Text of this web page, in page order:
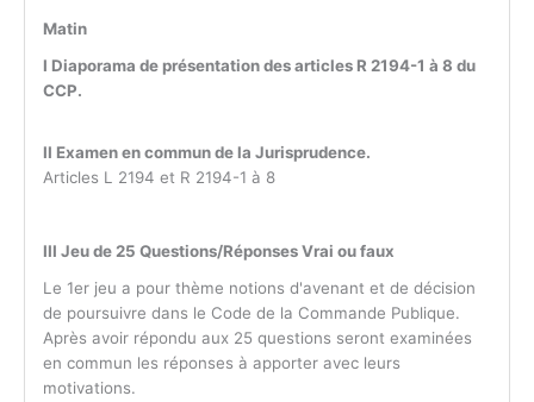
Matin
I Diaporama de présentation des articles R 2194-1 à 8 du
CCP.
II Examen en commun de la Jurisprudence.
Articles L 2194 et R 2194-1 à 8
III Jeu de 25 Questions/Réponses Vrai ou faux
Le 1er jeu a pour thème notions d'avenant et de décision
de poursuivre dans le Code de la Commande Publique.
Après avoir répondu aux 25 questions seront examinées
en commun les réponses à apporter avec leurs
motivations.